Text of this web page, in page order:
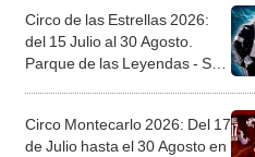
Circo de las Estrellas 2026:
del 15 Julio al 30 Agosto.
Parque de las Leyendas - San
Circo Montecarlo 2026: Del 17
de Julio hasta el 30 Agosto en